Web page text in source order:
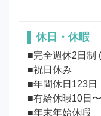
休日・休暇
■完全週休2日制
■祝日休み
■年間休日123日
■有給休暇10日
■年末年始休暇